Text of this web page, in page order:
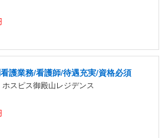
護業務/看護師/待遇充実/資格必須
スピス御殿山レジデンス